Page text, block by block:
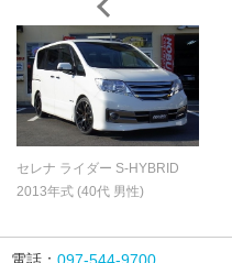
セレナ ライダー S-HYBRID
2013年式 (40代 男性)
電話： 097-544-9700